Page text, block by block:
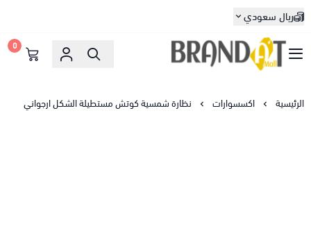
ريال سعودي
براندات مول
0
الرئيسية اكسسوارات نظارة شمسية كوتش مستطيلة الشكل ارجواني